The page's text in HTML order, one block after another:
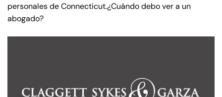
personales de Connecticut.¿Cuándo debo ver a un
abogado?